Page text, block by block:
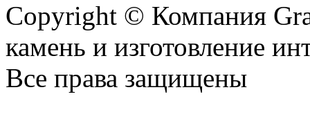
Copyright © Компания
камень и изготовление
Все права защищены